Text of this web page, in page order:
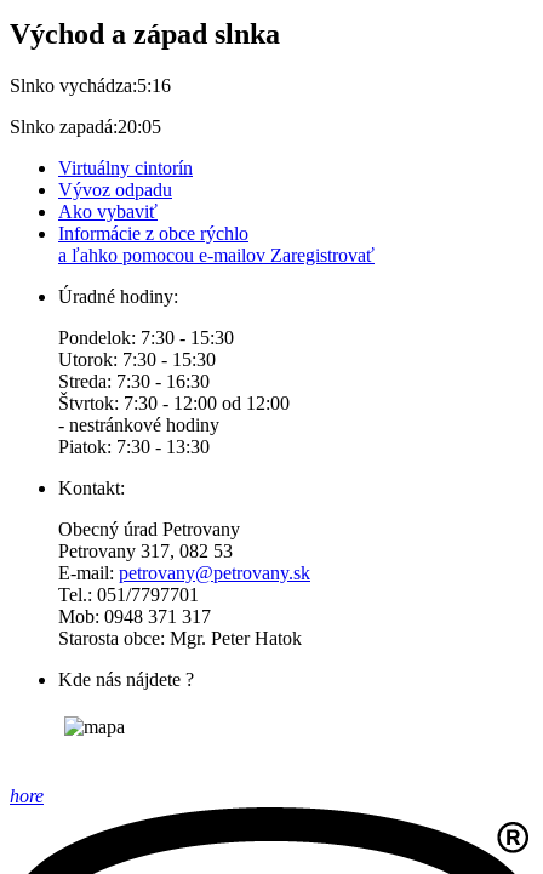
Východ a západ slnka
Slnko vychádza:5:16
Slnko zapadá:20:05
Virtuálny cintorín
Vývoz odpadu
Ako vybaviť
Informácie z obce rýchlo
a ľahko pomocou e-mailov Zaregistrovať
Úradné hodiny:
Pondelok: 7:30 - 15:30
Utorok: 7:30 - 15:30
Streda: 7:30 - 16:30
Štvrtok: 7:30 - 12:00 od 12:00
- nestránkové hodiny
Piatok: 7:30 - 13:30
Kontakt:
Obecný úrad Petrovany
Petrovany 317, 082 53
E-mail: petrovany@petrovany.sk
Tel.: 051/7797701
Mob: 0948 371 317
Starosta obce: Mgr. Peter Hatok
Kde nás nájdete ?
hore